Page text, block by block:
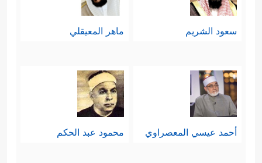
سعود الشريم ماهر المعيقلي
أحمد عيسي المعصراوي محمود عبد الحكم